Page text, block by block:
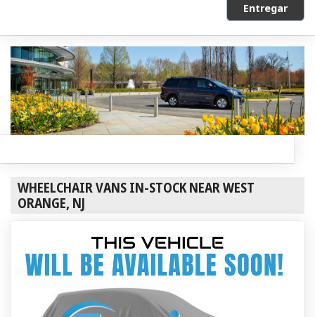
Entregar
WHEELCHAIR VANS IN-STOCK NEAR WEST
ORANGE, NJ